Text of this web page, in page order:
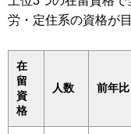
労・定住系の資格が
在
留
資
格
人数 前年比